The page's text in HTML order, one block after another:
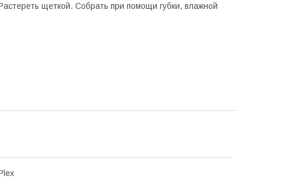
щеткой. Собрать при помощи губки, влажной